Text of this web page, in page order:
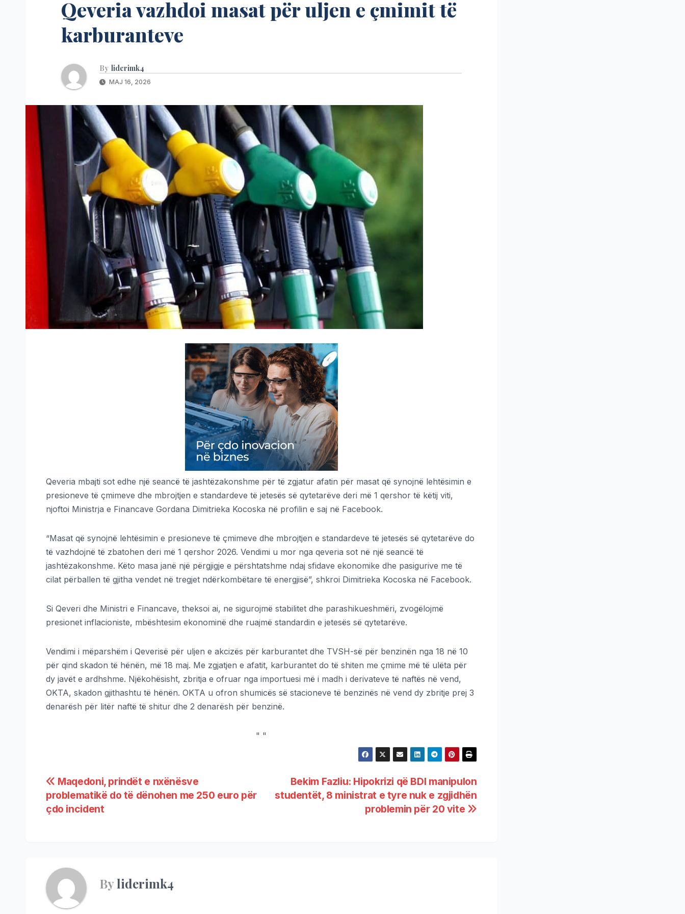
Qeveria vazhdoi masat për uljen e çmimit të
karburanteve
By liderimk4
MAJ 16, 2026
Qeveria mbajti sot edhe një seancë të jashtëzakonshme për të zgjatur afatin për masat që synojnë lehtësimin e
presioneve të çmimeve dhe mbrojtjen e standardeve të jetesës së qytetarëve deri më 1 qershor të këtij viti,
njoftoi Ministrja e Financave Gordana Dimitrieka Kocoska në profilin e saj në Facebook.
“Masat që synojnë lehtësimin e presioneve të çmimeve dhe mbrojtjen e standardeve të jetesës së qytetarëve do
të vazhdojnë të zbatohen deri më 1 qershor 2026. Vendimi u mor nga qeveria sot në një seancë të
jashtëzakonshme. Këto masa janë një përgjigje e përshtatshme ndaj sfidave ekonomike dhe pasigurive me të
cilat përballen të gjitha vendet në tregjet ndërkombëtare të energjisë”, shkroi Dimitrieka Kocoska në Facebook.
Si Qeveri dhe Ministri e Financave, theksoi ai, ne sigurojmë stabilitet dhe parashikueshmëri, zvogëlojmë
presionet inflacioniste, mbështesim ekonominë dhe ruajmë standardin e jetesës së qytetarëve.
Vendimi i mëparshëm i Qeverisë për uljen e akcizës për karburantet dhe TVSH-së për benzinën nga 18 në 10
për qind skadon të hënën, më 18 maj. Me zgjatjen e afatit, karburantet do të shiten me çmime më të ulëta për
dy javët e ardhshme. Njëkohësisht, zbritja e ofruar nga importuesi më i madh i derivateve të naftës në vend,
OKTA, skadon gjithashtu të hënën. OKTA u ofron shumicës së stacioneve të benzinës në vend dy zbritje prej 3
denarësh për litër naftë të shitur dhe 2 denarësh për benzinë.
" "
Bekim Fazliu: Hipokrizi që BDI manipulon
studentët, 8 ministrat e tyre nuk e zgjidhën
problemin për 20 vite
Maqedoni, prindët e nxënësve
problematikë do të dënohen me 250 euro për
çdo incident
Byliderimk4